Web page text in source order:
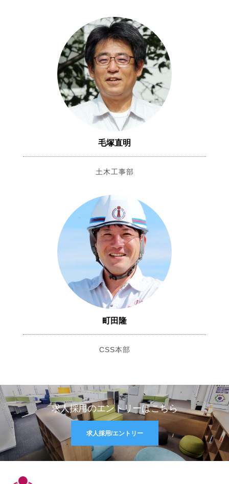
毛塚直明
土木工事部
町田隆
CSS本部
求人採用のエントリーはこちら
求人採用/エントリー